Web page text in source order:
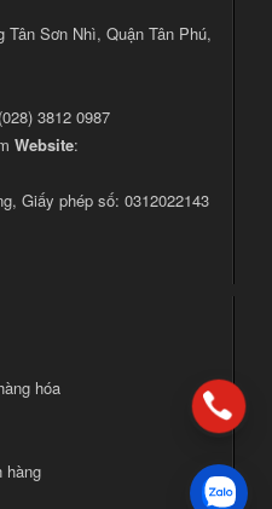
Sơn Nhì, Quận Tân Phú,
(028) 3812 0987
Website:
Giấy phép số: 0312022143
hóa
hàng